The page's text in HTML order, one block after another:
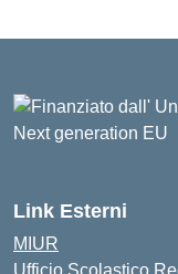
Link Esterni
MIUR
Ufficio Scolastico